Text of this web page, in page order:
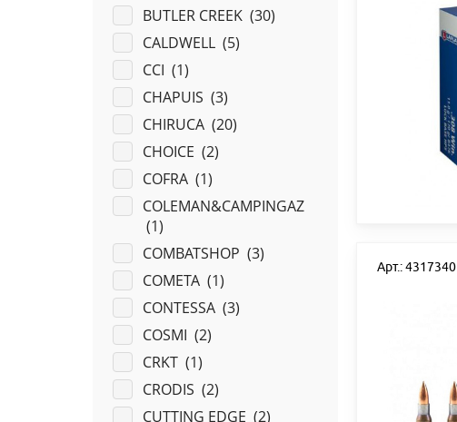
BUTLER CREEK (30)
CALDWELL (5)
CCI (1)
CHAPUIS (3)
CHIRUCA (20)
CHOICE (2)
COFRA (1)
COLEMAN&CAMPINGAZ
(1)
COMBATSHOP (3)
COMETA (1)
CONTESSA (3)
COSMI (2)
CRKT (1)
CRODIS (2)
CUTTING EDGE (2)
Арт.: 4317340